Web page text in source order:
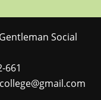
Social
661